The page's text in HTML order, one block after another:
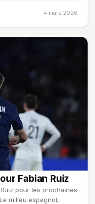
4 mars 2026
Fabian Ruiz
pour les prochaines
milieu espagnol,